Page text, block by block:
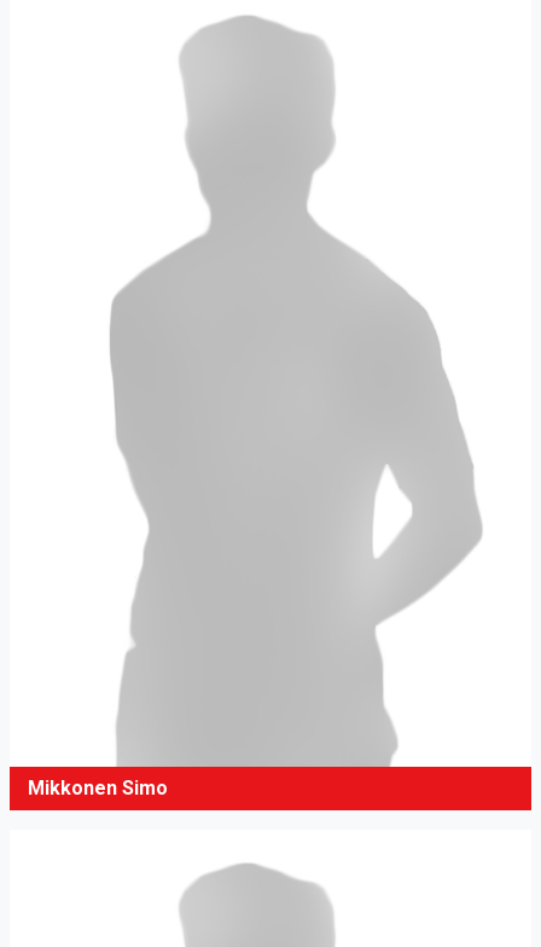
Mikkonen Simo